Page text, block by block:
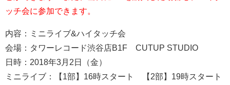
ッチ会に参加できます。
内容：ミニライブ&ハイタッチ会
会場：タワーレコード渋谷店B1F CUTUP STUDIO
日時：2018年3月2日（金）
ミニライブ：【1部】16時スタート 【2部】19時スタート